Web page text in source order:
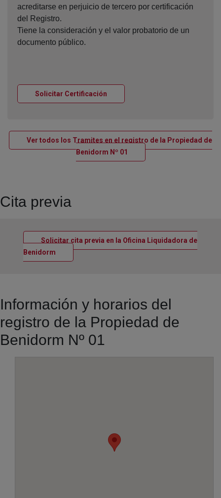
acreditarse en perjuicio de tercero por certificación
del Registro.
Tiene la consideración y el valor probatorio de un
documento público.
Solicitar Certificación
Ver todos los Tramites en el registro de la Propiedad de
Benidorm Nº 01 Ventana nueva
Cita previa
Solicitar cita previa en la Oficina Liquidadora de
Benidorm Ventana nueva
Información y horarios del
registro de la Propiedad de
Benidorm Nº 01